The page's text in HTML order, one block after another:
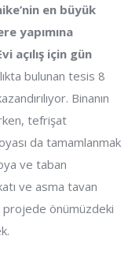
en büyük
yapımına
açılış için gün
bulunan tesis 8
Binanın
tefrişat
da tamamlanmak
ve taban
ve asma tavan
projede önümüzdeki